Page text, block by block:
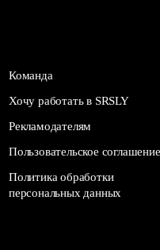
Команда
Хочу работать в SRSLY
Рекламодателям
Пользовательское соглашение
Политика обработки
персональных данных